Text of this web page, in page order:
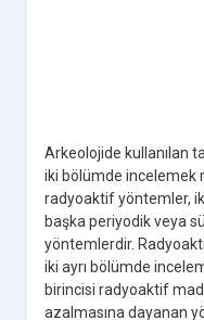
Arkeolojide kullanılan
iki bölümde incelemek
radyoaktif yöntemler,
başka periyodik veya
yöntemlerdir.
iki ayrı bölümde
birincisi radyoaktif
azalmasına dayanan